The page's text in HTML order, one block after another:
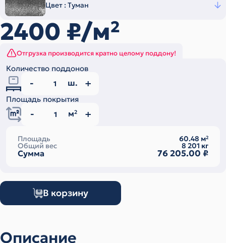
Цвет : Туман
2400 ₽/м2
Отгрузка производится кратно целому поддону!
Количество поддонов
ш.
Площадь покрытия
м2
Площадь 60.48 м2
Общий вес 8 201 кг
Сумма 76 205.00 ₽
В корзину
Описание